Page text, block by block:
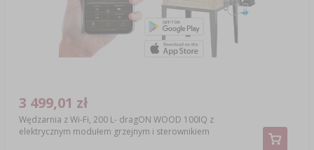
Wędzarnia z Wi-Fi, 200 L- dragON WOOD 100IQ z
elektrycznym modułem grzejnym i sterownikiem
3 499,01 zł